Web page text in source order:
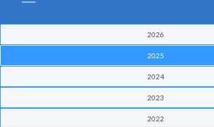
2026
2025
2024
2023
2022